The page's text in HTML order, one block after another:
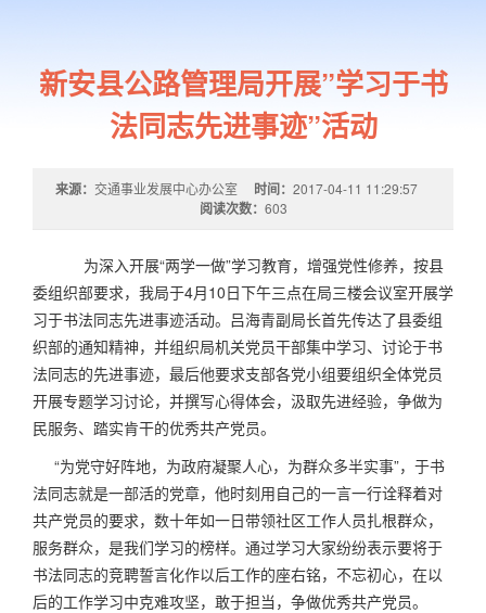
新安县公路管理局开展”学习于书
法同志先进事迹”活动
来源： 交通事业发展中心办公室 时间： 2017-04-11 11:29:57
阅读次数： 603
为深入开展“两学一做”学习教育，增强党性修养，按县
委组织部要求，我局于4月10日下午三点在局三楼会议室开展学
习于书法同志先进事迹活动。吕海青副局长首先传达了县委组
织部的通知精神，并组织局机关党员干部集中学习、讨论于书
法同志的先进事迹，最后他要求支部各党小组要组织全体党员
开展专题学习讨论，并撰写心得体会，汲取先进经验，争做为
民服务、踏实肯干的优秀共产党员。
“为党守好阵地，为政府凝聚人心，为群众多半实事”，于书
法同志就是一部活的党章，他时刻用自己的一言一行诠释着对
共产党员的要求，数十年如一日带领社区工作人员扎根群众，
服务群众，是我们学习的榜样。通过学习大家纷纷表示要将于
书法同志的竞聘誓言化作以后工作的座右铭，不忘初心，在以
后的工作学习中克难攻坚，敢于担当，争做优秀共产党员。